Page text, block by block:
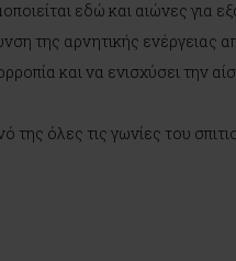
εδώ και αιώνες για
της αρνητικής ενέργειας
και να ενισχύσει την
όλες τις γωνίες του